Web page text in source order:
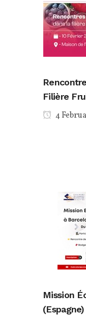
Filière
4
Mission